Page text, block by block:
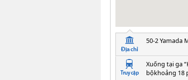
50-2 Yamada
Xuống tại ga
bộkhoảng 18